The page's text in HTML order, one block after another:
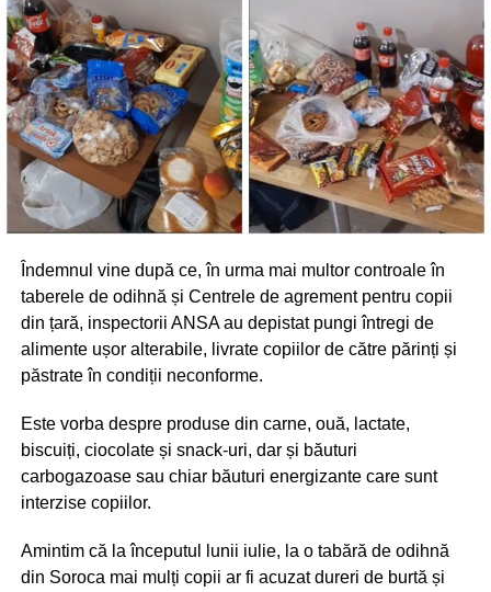
Îndemnul vine după ce, în urma mai multor controale în
taberele de odihnă și Centrele de agrement pentru copii
din țară, inspectorii ANSA au depistat pungi întregi de
alimente ușor alterabile, livrate copiilor de către părinți și
păstrate în condiții neconforme.
Este vorba despre produse din carne, ouă, lactate,
biscuiți, ciocolate și snack-uri, dar și băuturi
carbogazoase sau chiar băuturi energizante care sunt
interzise copiilor.
Amintim că la începutul lunii iulie, la o tabără de odihnă
din Soroca mai mulți copii ar fi acuzat dureri de burtă și